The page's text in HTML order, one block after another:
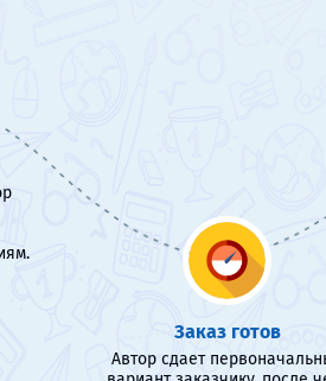
Заказ готов
Автор сдает